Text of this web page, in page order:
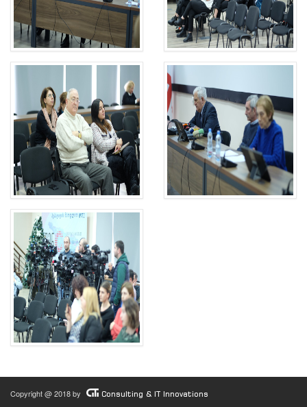
Copyright @ 2018 by Consulting & IT Innovations